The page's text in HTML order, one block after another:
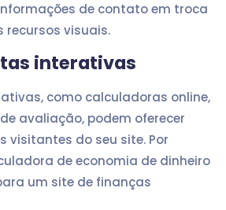
de contato em troca
recursos visuais.
interativas
como calculadoras online,
avaliação, podem oferecer
visitantes do seu site. Por
de economia de dinheiro
um site de finanças